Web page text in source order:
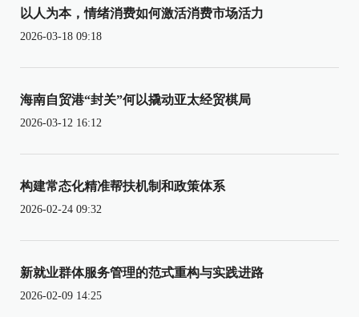
以人为本，情绪消费如何激活消费市场活力
2026-03-18 09:18
海南自贸港“封关”何以撬动亚太经贸棋局
2026-03-12 16:12
构建常态化精准帮扶机制和政策体系
2026-02-24 09:32
新就业群体服务管理的范式重构与实践进路
2026-02-09 14:25